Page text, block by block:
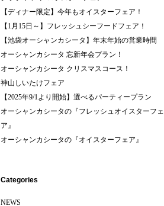
【ディナー限定】今年もオイスターフェア！
【1月15日～】フレッシュシーフードフェア！
【池袋オーシャンカシータ】年末年始の営業時間
オーシャンカシータ 忘新年会プラン！
オーシャンカシータ クリスマスコース！
神山しいたけフェア
【2025年9/1より開始】選べるパーティープラン
オーシャンカシータの『フレッシュオイスターフェ
ア』
オーシャンカシータの『オイスターフェア』
Categories
NEWS